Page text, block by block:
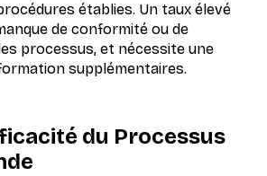
établies. Un taux élevé
de conformité ou de
processus, et nécessite une
supplémentaires.
du Processus